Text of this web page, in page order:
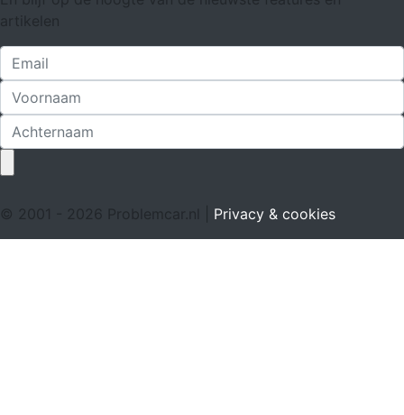
artikelen
© 2001 - 2026 Problemcar.nl | Privacy & cookies